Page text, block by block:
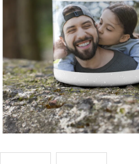
Oblečení
Přihlášení